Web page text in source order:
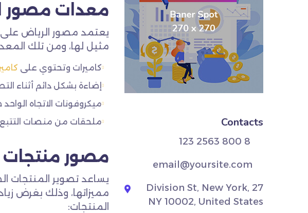
معدات مصور
يعتمد مصور الرياض
مثيل لها، ومن تلك
كاميرات وتحتوي على
إضاءة بشكل دائم أثناء
ميكروفونات الاتجاه
ملحقات من منصات التتبع
مصور منتجات
يساعد تصوير المنتجات
مميزاتها، وذلك بغرض
المنتجات:
Contacts
27 Division St, New York,
NY 10002, United States